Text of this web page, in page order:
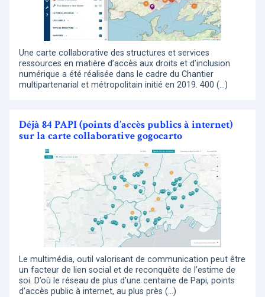
Une carte collaborative des structures et services
ressources en matière d’accès aux droits et d’inclusion
numérique a été réalisée dans le cadre du Chantier
multipartenarial et métropolitain initié en 2019. 400 (…)
Déjà 84 PAPI (points d’accès publics à internet)
sur la carte collaborative gogocarto
Le multimédia, outil valorisant de communication peut être
un facteur de lien social et de reconquête de l’estime de
soi. D’où le réseau de plus d’une centaine de Papi, points
d’accès public à internet, au plus près (…)